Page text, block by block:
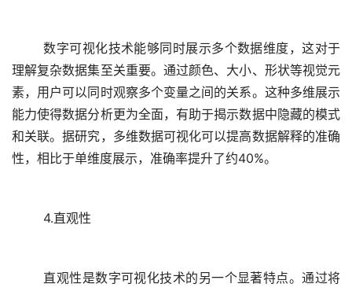
	数字可视化技术能够同时展示多个数据维度，这对于
理解复杂数据集至关重要。通过颜色、大小、形状等视觉元
素，用户可以同时观察多个变量之间的关系。这种多维展示
能力使得数据分析更为全面，有助于揭示数据中隐藏的模式
和关联。据研究，多维数据可视化可以提高数据解释的准确
4.直观性